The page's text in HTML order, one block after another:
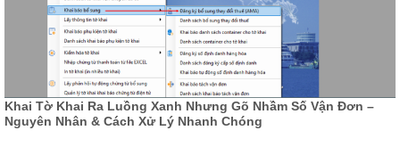
Khai Tờ Khai Ra Luồng Xanh Nhưng Gõ Nhầm Số Vận Đơn –
Nguyên Nhân & Cách Xử Lý Nhanh Chóng